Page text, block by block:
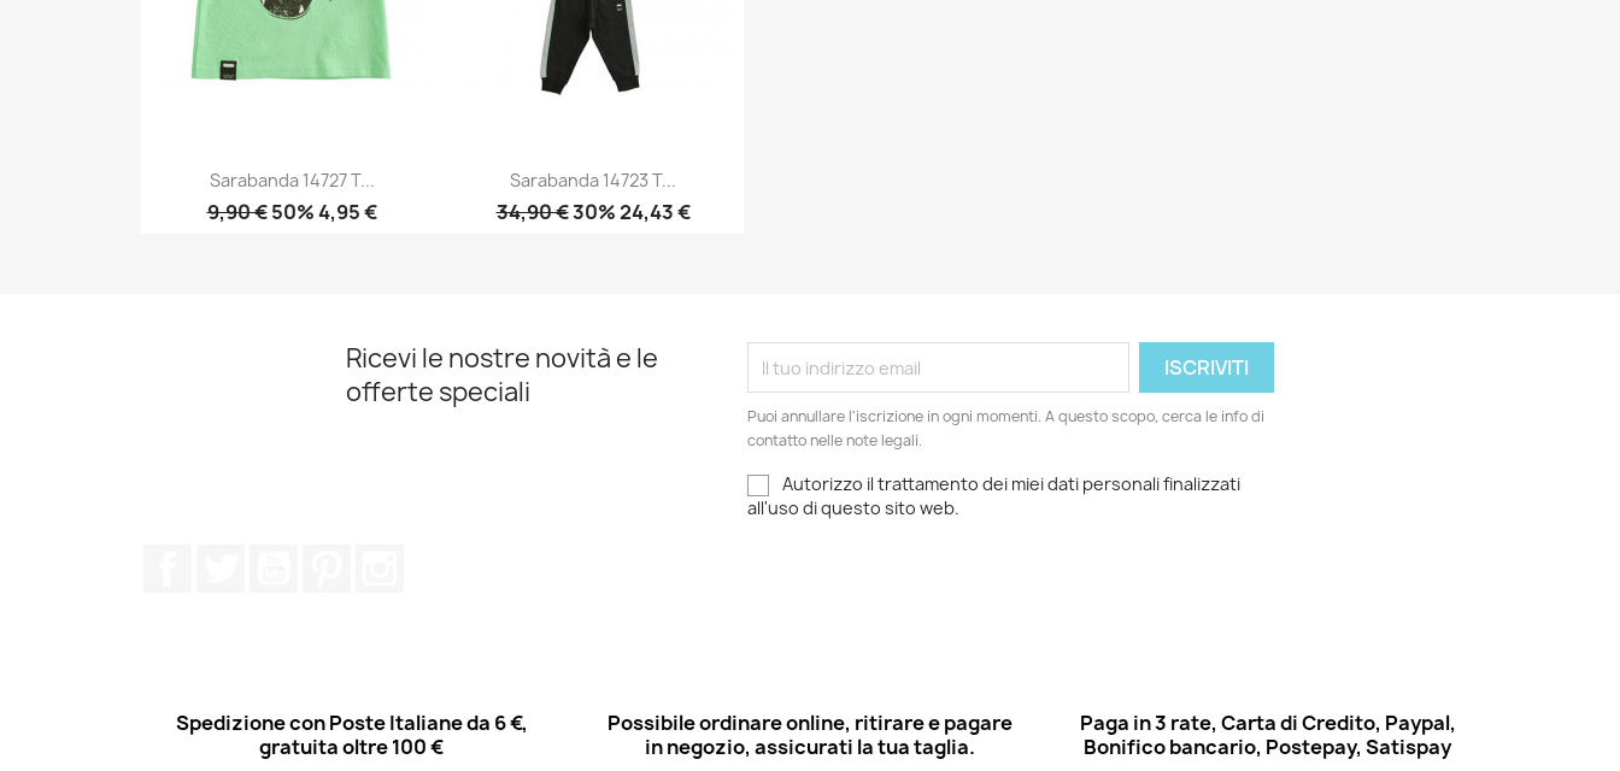
Sarabanda 14727 T...
9,90 €50% 4,95 €
Sarabanda 14723 T...
34,90 €30% 24,43 €
Ricevi le nostre novità e le
offerte speciali
Puoi annullare l'iscrizione in ogni momenti. A questo scopo, cerca le info di
contatto nelle note legali.
Autorizzo il trattamento dei miei dati personali finalizzati
all'uso di questo sito web.
Spedizione con Poste Italiane da 6 €,
gratuita oltre 100 €
Possibile ordinare online, ritirare e pagare
in negozio, assicurati la tua taglia.
Paga in 3 rate, Carta di Credito, Paypal,
Bonifico bancario, Postepay, Satispay